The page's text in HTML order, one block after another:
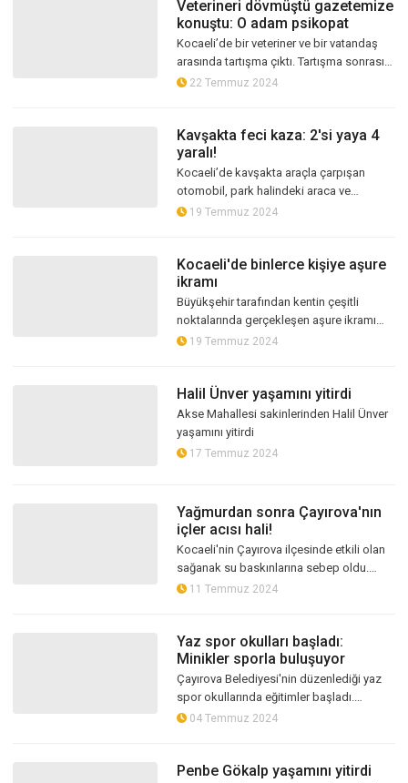
Veterineri dövmüştü gazetemize
konuştu: O adam psikopat
Kocaeli’de bir veteriner ve bir vatandaş
arasında tartışma çıktı. Tartışma sonrası
Veteriner hekimin burnu kırılırken, olaya
22 Temmuz 2024
Kavşakta feci kaza: 2'si yaya 4
yaralı!
Kocaeli’de kavşakta araçla çarpışan
otomobil, park halindeki araca ve
kaldırımda bekleyen yayalara çarptı.
19 Temmuz 2024
Kocaeli'de binlerce kişiye aşure
ikramı
Büyükşehir tarafından kentin çeşitli
noktalarında gerçekleşen aşure ikramı
binlerce vatandaşı bir araya getirdi
19 Temmuz 2024
Halil Ünver yaşamını yitirdi
Akse Mahallesi sakinlerinden Halil Ünver
yaşamını yitirdi
17 Temmuz 2024
Yağmurdan sonra Çayırova'nın
içler acısı hali!
Kocaeli'nin Çayırova ilçesinde etkili olan
sağanak su baskınlarına sebep oldu.
Yollar göle dönerken, bazı evleri su bastı.
11 Temmuz 2024
Yaz spor okulları başladı:
Minikler sporla buluşuyor
Çayırova Belediyesi'nin düzenlediği yaz
spor okullarında eğitimler başladı.
Çayırovalı minikler, yaz aylarını sporla
04 Temmuz 2024
Penbe Gökalp yaşamını yitirdi